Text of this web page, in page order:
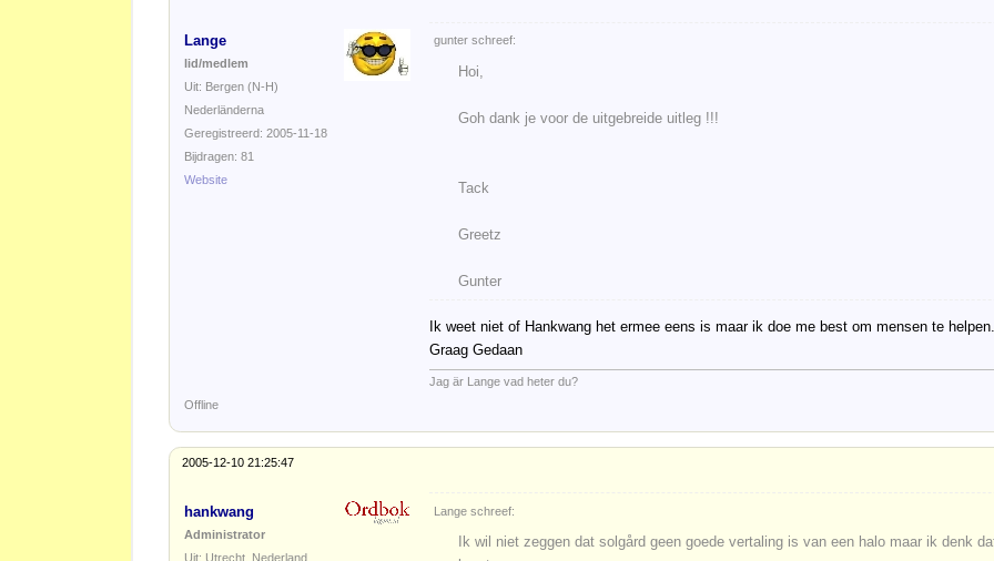
Lange
lid/medlem
Uit: Bergen (N-H)
Nederländerna
Geregistreerd: 2005-11-18
Bijdragen: 81
Website
gunter schreef:
Hoi,
Goh dank je voor de uitgebreide uitleg !!!
Tack
Greetz
Gunter
Ik weet niet of Hankwang het ermee eens is maar ik doe me best om mensen te helpen.
Graag Gedaan
Jag är Lange vad heter du?
Offline
2005-12-10 21:25:47
hankwang
Administrator
Uit: Utrecht, Nederland
Lange schreef:
Ik wil niet zeggen dat solgård geen goede vertaling is van een halo maar ik denk